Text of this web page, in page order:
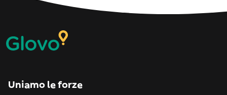
Uniamo le forze